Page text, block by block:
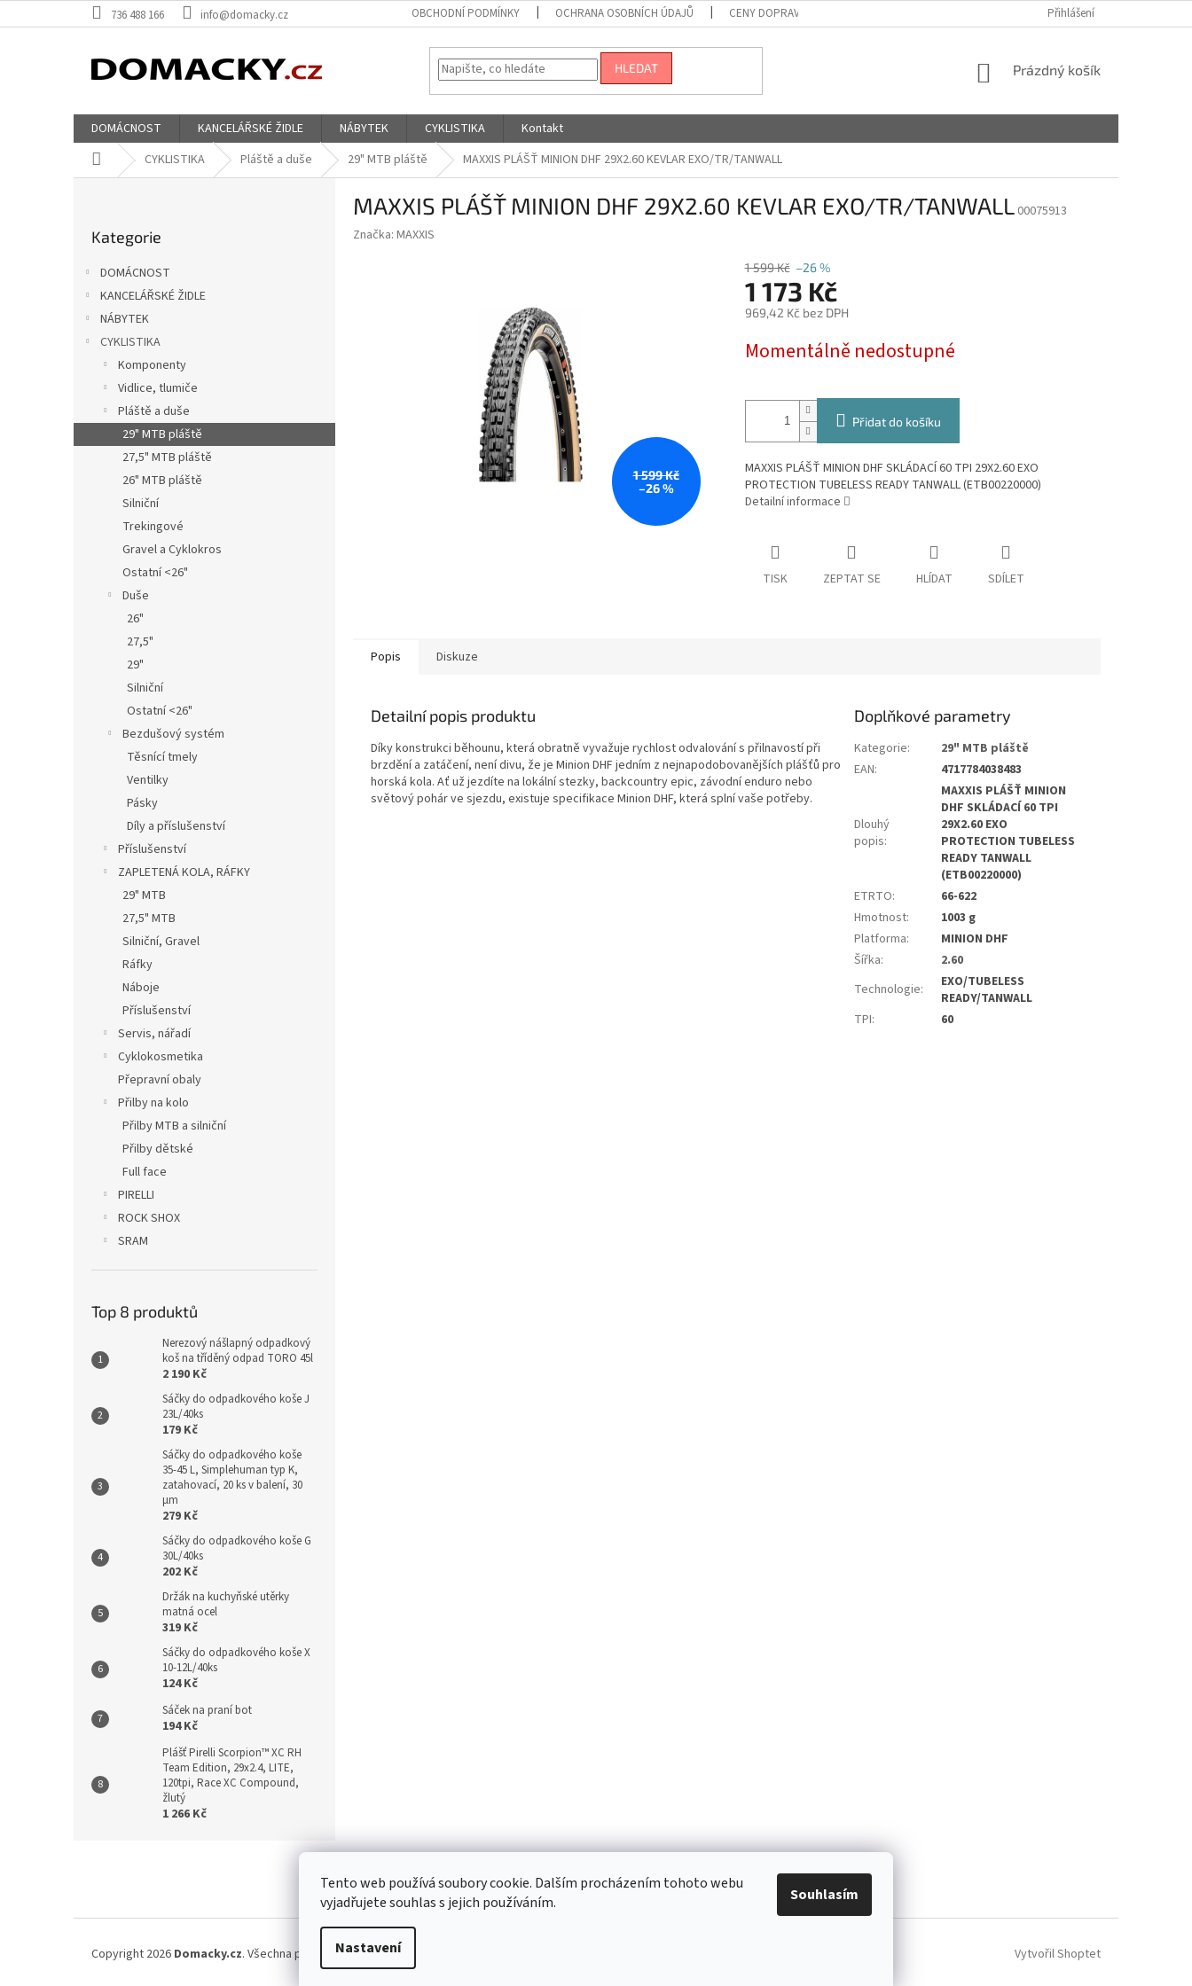
Tento web používá soubory cookie. Dalším procházením tohoto webu
vyjadřujete souhlas s jejich používáním.
Nastavení
Souhlasím
na
736 488 166 info@domacky.cz OBCHODNÍ PODMÍNKY OCHRANA OSOBNÍCH ÚDAJŮ CENY DOPRAVY Přihlášení
HLEDAT
NÁKUPNÍ
Prázdný košík
DOMÁCNOST KANCELÁŘSKÉ ŽIDLE NÁBYTEK CYKLISTIKA
Kontakt
Domů CYKLISTIKA Pláště a duše 29" MTB pláště MAXXIS PLÁŠŤ MINION DHF 29X2.60 KEVLAR EXO/TR/TANWALL
e
l
kategorie
Kategorie
DOMÁCNOST
KANCELÁŘSKÉ ŽIDLE
NÁBYTEK
CYKLISTIKA
Komponenty
Vidlice, tlumiče
Pláště a duše
29" MTB pláště
27,5" MTB pláště
26" MTB pláště
Silniční
Trekingové
Gravel a Cyklokros
Ostatní <26"
Duše
26"
27,5"
29"
Silniční
Ostatní <26"
Bezdušový systém
Těsnící tmely
Ventilky
Pásky
Díly a příslušenství
Příslušenství
ZAPLETENÁ KOLA, RÁFKY
29" MTB
27,5" MTB
Silniční, Gravel
Ráfky
Náboje
Příslušenství
Servis, nářadí
Cyklokosmetika
Přepravní obaly
Přilby na kolo
Přilby MTB a silniční
Přilby dětské
Full face
PIRELLI
ROCK SHOX
SRAM
Top 8 produktů
Nerezový nášlapný odpadkový
koš na tříděný odpad TORO 45l
2 190 Kč
Sáčky do odpadkového koše J
23L/40ks
179 Kč
Sáčky do odpadkového koše
35-45 L, Simplehuman typ K,
zatahovací, 20 ks v balení, 30
µm
279 Kč
Sáčky do odpadkového koše G
30L/40ks
202 Kč
Držák na kuchyňské utěrky
matná ocel
319 Kč
Sáčky do odpadkového koše X
10-12L/40ks
124 Kč
Sáček na praní bot
194 Kč
Plášť Pirelli Scorpion™ XC RH
Team Edition, 29x2.4, LITE,
120tpi, Race XC Compound,
žlutý
1 266 Kč
MAXXIS PLÁŠŤ MINION DHF 29X2.60 KEVLAR EXO/TR/TANWALL 00075913
Značka: MAXXIS
1 599 Kč
–26 %
1 599 Kč –26 %
1 173 Kč
969,42 Kč bez DPH
cena:
Momentálně nedostupné
Přidat do košíku
MAXXIS PLÁŠŤ MINION DHF SKLÁDACÍ 60 TPI 29X2.60 EXO
PROTECTION TUBELESS READY TANWALL (ETB00220000)
Detailní informace
TISK ZEPTAT SE HLÍDAT SDÍLET
Popis Diskuze
Detailní popis produktu
Díky konstrukci běhounu, která obratně vyvažuje rychlost odvalování s přilnavostí při
brzdění a zatáčení, není divu, že je Minion DHF jedním z nejnapodobovanějších plášťů pro
horská kola. Ať už jezdíte na lokální stezky, backcountry epic, závodní enduro nebo
světový pohár ve sjezdu, existuje specifikace Minion DHF, která splní vaše potřeby.
Doplňkové parametry
Kategorie:
29" MTB pláště
EAN: 4717784038483
Dlouhý
popis:
MAXXIS PLÁŠŤ MINION
DHF SKLÁDACÍ 60 TPI
29X2.60 EXO
PROTECTION TUBELESS
READY TANWALL
(ETB00220000)
ETRTO:
66-622
Hmotnost:
1003 g
Platforma:
MINION DHF
Šířka:
2.60
Technologie:
EXO/TUBELESS
READY/TANWALL
TPI: 60
Kontakt / Obchodní podmínky / Ochrana osobních údajů / Reklamace / Výměna, vrácení zboží
Vytvořil Shoptet
Copyright 2026 Domacky.cz. Všechna práva vyhrazena.Upravit nastavení cookies